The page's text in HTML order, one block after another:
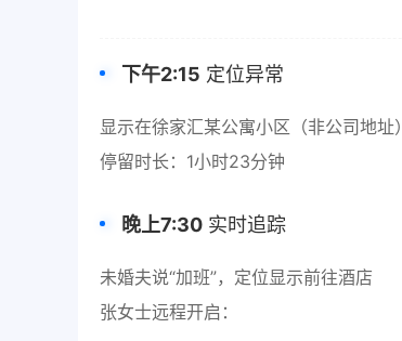
下午2:15 定位异常
显示在徐家汇某公寓小区（非公司地址）
停留时长：1小时23分钟
晚上7:30 实时追踪
未婚夫说“加班”，定位显示前往酒店
张女士远程开启：